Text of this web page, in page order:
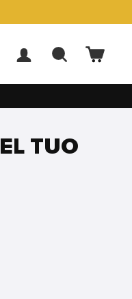
ACCEDI CERCA
TUO